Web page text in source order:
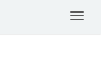
Toggle